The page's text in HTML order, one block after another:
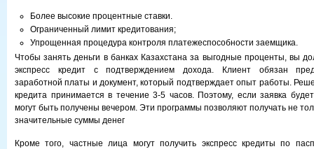
Более высокие процентные ставки.
Ограниченный лимит кредитования;
Упрощенная процедура контроля платежеспособности заемщика.
Чтобы занять деньги в банках Казахстана за выгодные проценты, вы
экспресс кредит с подтверждением дохода. Клиент обязан
заработной платы и документ, который подтверждает опыт работы.
кредита принимается в течение 3-5 часов. Поэтому, если заявка
могут быть получены вечером. Эти программы позволяют получать не
значительные суммы денег
Кроме того, частные лица могут получить экспресс кредиты по